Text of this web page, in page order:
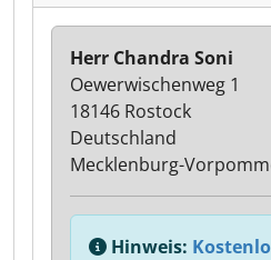
Herr Chandra Soni
Oewerwischenweg 1
18146 Rostock
Deutschland
Mecklenburg-
Hinweis: